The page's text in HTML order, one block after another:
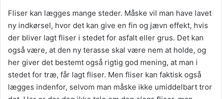
Fliser kan lægges mange steder. Måske vil man have lavet
ny indkørsel, hvor det kan give en fin og jævn effekt, hvis
der bliver lagt fliser i stedet for asfalt eller grus. Det kan
også være, at den ny terasse skal være nem at holde, og
her giver det bestemt også rigtig god mening, at man i
stedet for træ, får lagt fliser. Men fliser kan faktisk også
lægges indenfor, selvom man måske ikke umiddelbart tror